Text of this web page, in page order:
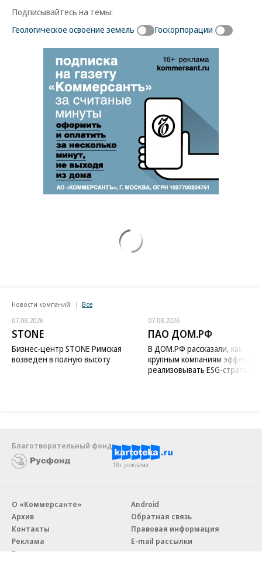
Подписывайтесь на темы:
Геологическое освоение земель
Госкорпорации
Новости компаний Все
07.08.2026
STONE
Бизнес-центр STONE Римская
возведен в полную высоту
07.08.2026
ПАО ДОМ.РФ
В ДОМ.РФ рассказали, как
крупным компаниям
реализовывать ESG-стратегию
Благотворительный фонд
18+ реклама
О «Коммерсанте»
Архив
Контакты
Реклама
Вакансии
Android
Обратная связь
Правовая информация
E-mail рассылки